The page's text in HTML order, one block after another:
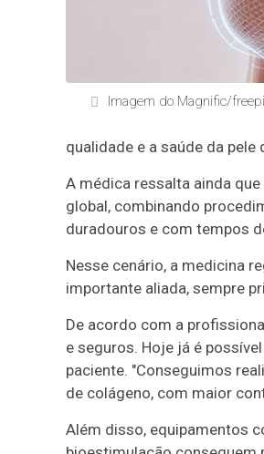
Imagem do Magnific/
qualidade e a saúde da
A médica ressalta ainda
global, combinando
duradouros e com tempos
Nesse cenário, a medicina
importante aliada, sempre
De acordo com a
e seguros. Hoje já é
paciente. "Conseguimos
de colágeno, com maior
Além disso, equipamentos